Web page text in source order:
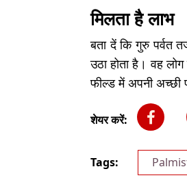
मिलता है लाभ
बता दें कि गुरु पर्वत
उठा होता है। वह
फील्ड में अपनी अच्छी
शेयर करें:
Tags: